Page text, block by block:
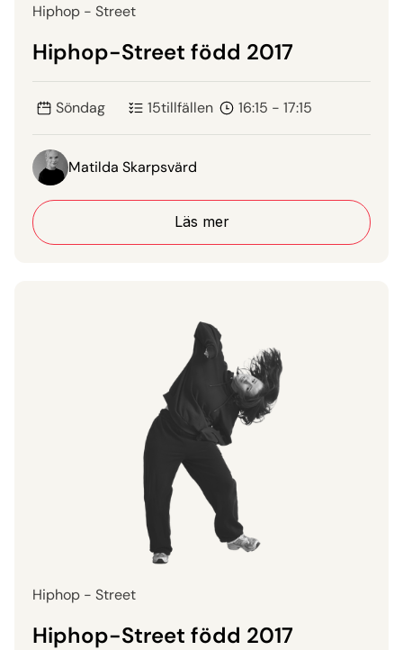
Hiphop - Street
Hiphop-Street född 2017
Söndag 15tillfällen 16:15 - 17:15
Matilda Skarpsvärd
Läs mer
Läs mer
Hiphop - Street
Hiphop-Street född 2017